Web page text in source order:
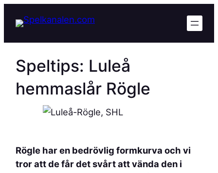
Speltips: Luleå
hemmaslår Rögle
Rögle har en bedrövlig formkurva och vi
tror att de får det svårt att vända den i